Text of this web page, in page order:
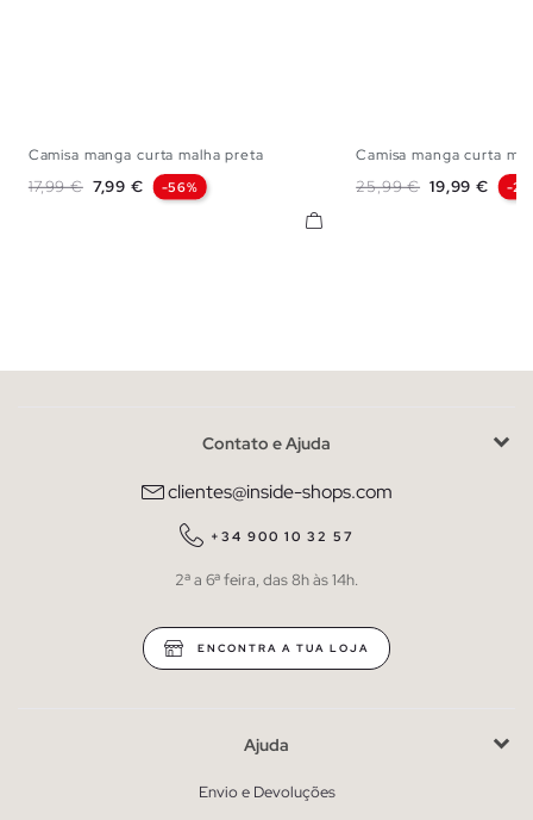
S XL
Camisa manga curta malha preta
Preço normal
17,99 € Preço
7,99 € -56%
Camisa manga curta
Preço normal
25,99 € Preço
19,99 € -
Contato e Ajuda
clientes@inside-shops.com
+34 900 10 32 57
2ª a 6ª feira, das 8h às 14h.
ENCONTRA A TUA LOJA
Ajuda
Envio e Devoluções